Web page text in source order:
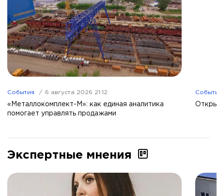
События 6 августа 2026 21:12
«Металлокомплект-М»: как единая аналитика
помогает управлять продажами
Экспертные мнения